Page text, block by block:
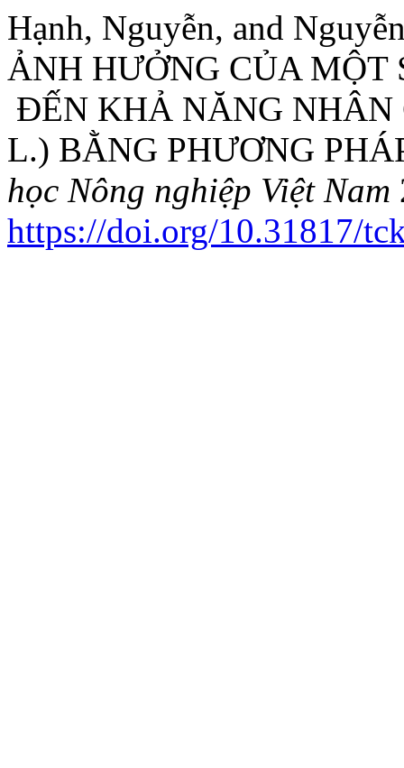
Hạnh, Nguyễn, and
ẢNH HƯỞNG CỦA MỘT
ĐẾN KHẢ NĂNG NHÂN
L.) BẰNG PHƯƠNG
học Nông nghiệp Việt Nam
https://doi.org/10.31817/